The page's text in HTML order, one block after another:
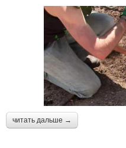
читать дальше →